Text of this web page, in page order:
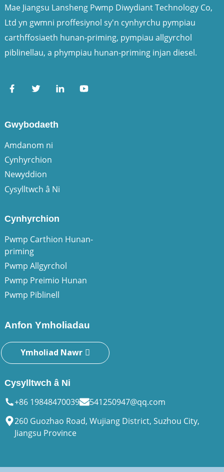
Mae Jiangsu Lansheng Pwmp Diwydiant Technology Co,
Ltd yn gwmni proffesiynol sy'n cynhyrchu pympiau
carthffosiaeth hunan-priming, pympiau allgyrchol
piblinellau, a phympiau hunan-priming injan diesel.
Gwybodaeth
Amdanom ni
Cynhyrchion
Newyddion
Cysylltwch â Ni
Cynhyrchion
Pwmp Carthion Hunan-
priming
Pwmp Allgyrchol
Pwmp Preimio Hunan
Pwmp Piblinell
Anfon Ymholiadau
Ymholiad Nawr
Cysylltwch â Ni
+86 19848470039
541250947@qq.com
260 Guozhao Road, Wujiang District, Suzhou City,
Jiangsu Province